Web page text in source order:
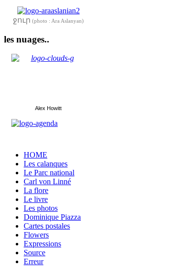
ջուր (photo : Ara Aslanyan)
les nuages..
Alex Howitt
HOME
Les calanques
Le Parc national
Carl von Linné
La flore
Le livre
Les photos
Dominique Piazza
Cartes postales
Flowers
Expressions
Source
Erreur